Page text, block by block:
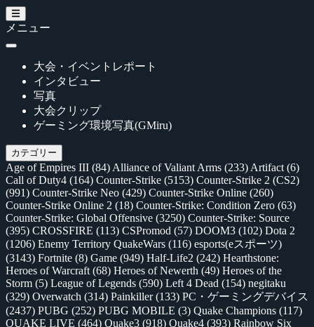
メニュー
大会・イベントレポート
インタビュー
写真
大会クリップ
ゲーミング環境写真(GMiru)
カテゴリー
Age of Empires III (84) Alliance of Valiant Arms (233) Artifact (6)
Call of Duty4 (164) Counter-Strike (5153) Counter-Strike 2 (CS2)
(991) Counter-Strike Neo (429) Counter-Strike Online (260)
Counter-Strike Online 2 (18) Counter-Strike: Condition Zero (63)
Counter-Strike: Global Offensive (3250) Counter-Strike: Source
(395) CROSSFIRE (113) CSPromod (57) DOOM3 (102) Dota 2
(1206) Enemy Territory QuakeWars (116) esports(eスポーツ)
(3143) Fortnite (8) Game (949) Half-Life2 (242) Hearthstone:
Heroes of Warcraft (68) Heroes of Newerth (49) Heroes of the
Storm (5) League of Legends (590) Left 4 Dead (154) negitaku
(329) Overwatch (314) Painkiller(133) PC・ゲーミングデバイス
(2437) PUBG (252) PUBG MOBILE (3) Quake Champions (117)
QUAKE LIVE (464) Quake3 (918) Quake4 (393) Rainbow Six